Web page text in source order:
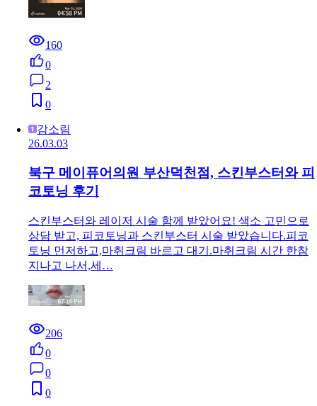
160
0
2
0
감소림
26.03.03
북구 메이퓨어의원 부산덕천점, 스킨부스터와 피
코토닝 후기
스킨부스터와 레이저 시술 함께 받았어요! 색소 고민으로
상담 받고, 피코토닝과 스킨부스터 시술 받았습니다.피코
토닝 먼저하고,마취크림 바르고 대기.마취크림 시간 한참
지나고 나서,세…
206
0
0
0